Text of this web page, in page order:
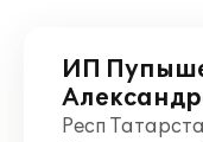
ИП
Респ